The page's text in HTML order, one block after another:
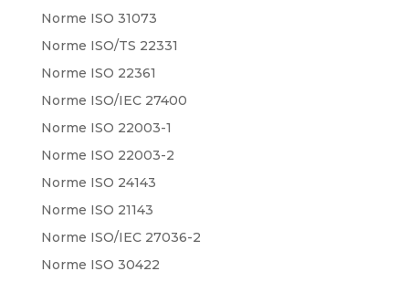
Norme ISO 31073
Norme ISO/TS 22331
Norme ISO 22361
Norme ISO/IEC 27400
Norme ISO 22003-1
Norme ISO 22003-2
Norme ISO 24143
Norme ISO 21143
Norme ISO/IEC 27036-2
Norme ISO 30422